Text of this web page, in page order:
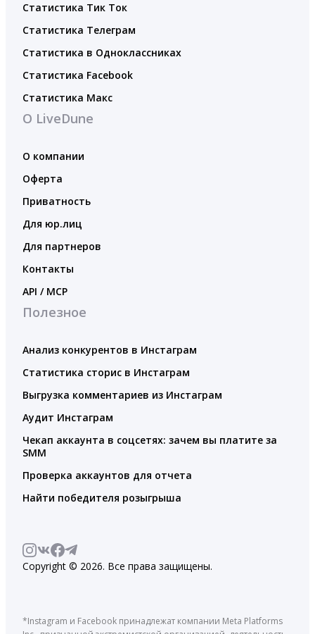
Статистика Тик Ток
Статистика Телеграм
Статистика в Одноклассниках
Статистика Facebook
Статистика Макс
О LiveDune
О компании
Оферта
Приватность
Для юр.лиц
Для партнеров
Контакты
API / MCP
Полезное
Анализ конкурентов в Инстаграм
Статистика сторис в Инстаграм
Выгрузка комментариев из Инстаграм
Аудит Инстаграм
Чекап аккаунта в соцсетях: зачем вы платите за
SMM
Проверка аккаунтов для отчета
Найти победителя розыгрыша
Copyright © 2026. Все права защищены.
*Instagram и Facebook принадлежат компании Meta Platforms